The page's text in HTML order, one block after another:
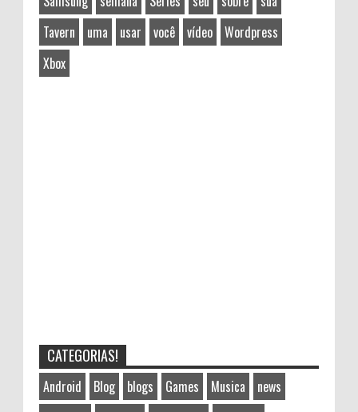
Tavern
uma usar você vídeo
Wordpress
Xbox
CATEGORIAS!
Android Blog blogs Games Musica
news